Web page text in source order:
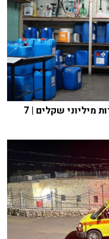
נתפסה הברחת טבק מירדן בשווי עשרות מיליוני שקלים | 7